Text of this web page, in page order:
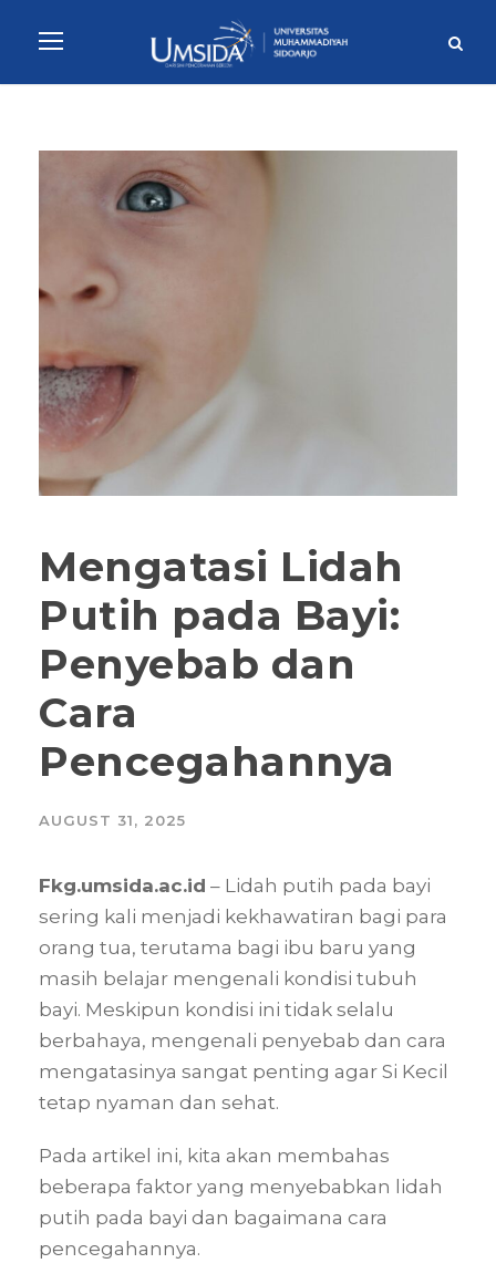
Mengatasi Lidah
Putih pada Bayi:
Penyebab dan
Cara
Pencegahannya
AUGUST 31, 2025
Fkg.umsida.ac.id – Lidah putih pada bayi
sering kali menjadi kekhawatiran bagi para
orang tua, terutama bagi ibu baru yang
masih belajar mengenali kondisi tubuh
bayi. Meskipun kondisi ini tidak selalu
berbahaya, mengenali penyebab dan cara
mengatasinya sangat penting agar Si Kecil
tetap nyaman dan sehat.
Pada artikel ini, kita akan membahas
beberapa faktor yang menyebabkan lidah
putih pada bayi dan bagaimana cara
pencegahannya.